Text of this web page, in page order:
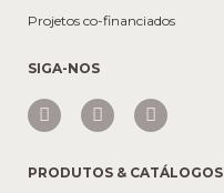
Projetos co-financiados
SIGA-NOS
PRODUTOS & CATÁLOGOS